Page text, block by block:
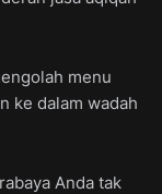
menu
ke dalam wadah
Anda tak